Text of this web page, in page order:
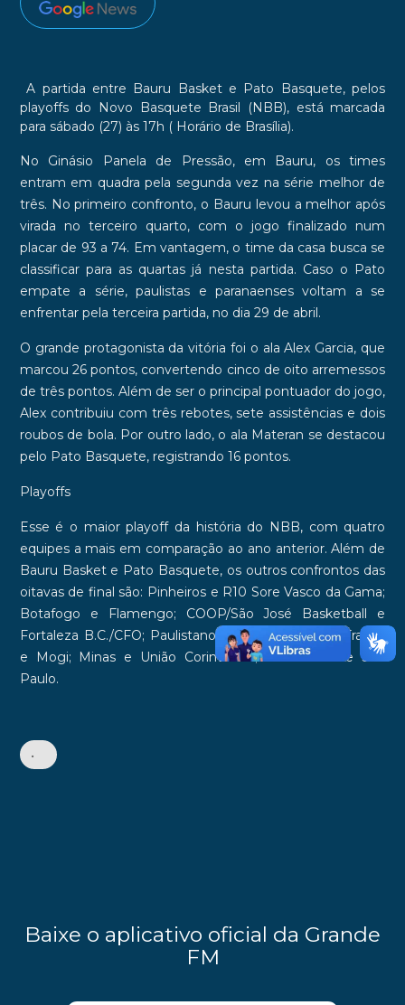
A partida entre Bauru Basket e Pato Basquete, pelos
playoffs do
Novo Basquete Brasil (NBB), está marcada
para sábado (27) às 17h ( Horário de Brasília).
No Ginásio Panela de Pressão, em Bauru, os times
entram em quadra pela segunda vez na série melhor de
três. No primeiro confronto, o Bauru levou a melhor após
virada no terceiro quarto, com o jogo finalizado num
placar de 93 a 74. Em vantagem, o time da casa busca se
classificar para as quartas já nesta partida. Caso o Pato
empate a série, paulistas e paranaenses voltam a se
enfrentar pela terceira partida, no dia 29 de abril.
O grande protagonista da vitória foi o ala Alex Garcia, que
marcou 26 pontos, convertendo cinco de oito arremessos
de três pontos. Além de ser o principal pontuador do jogo,
Alex contribuiu com três rebotes, sete assistências e dois
roubos de bola. Por outro lado, o ala Materan se destacou
pelo Pato Basquete, registrando 16 pontos.
Playoffs
Esse é o maior playoff da história do NBB, com quatro
equipes a mais em comparação ao ano anterior. Além de
Bauru Basket e Pato Basquete, os outros confrontos das
oitavas de final são: Pinheiros e R10 Sore Vasco da Gama;
Botafogo e Flamengo; COOP/São José Basketball e
Fortaleza B.C./CFO; Paulistano e Corinthians; Sesi Franca
e Mogi; Minas e União Corinthians; e Unifacisa e São
Paulo.
•
Baixe o aplicativo oficial da Grande
FM